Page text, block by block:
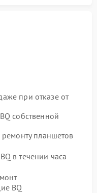
при отказе от
собственной
планшетов
в течении часа
BQ